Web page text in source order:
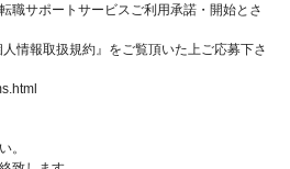
職サポートサービスご利用承諾・開始とさ
情報取扱規約』をご覧頂いた上ご応募下さ
。